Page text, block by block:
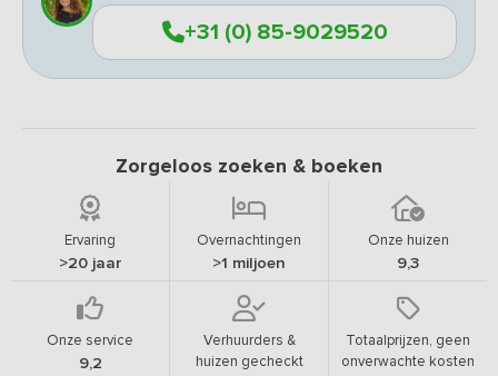
+31 (0) 85-9029520
Zorgeloos zoeken & boeken
Ervaring
>20 jaar
Overnachtingen
>1 miljoen
Onze huizen
9,3
Onze service
9,2
Verhuurders &
huizen gecheckt
Totaalprijzen, geen
onverwachte kosten